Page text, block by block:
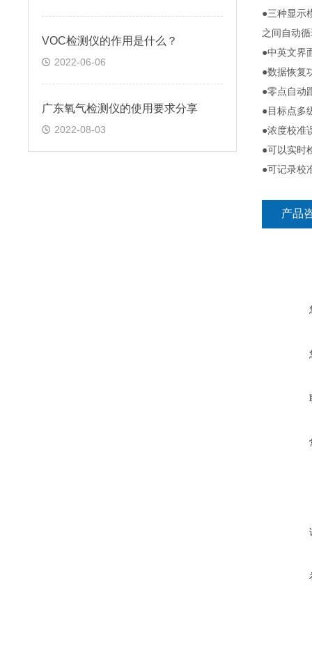
VOC检测仪的作用是什么？
2022-06-06
广东氧气检测仪的使用要求分享
2022-08-03
●三种显示
之间自动
●中英文界
●数据恢复
●零点自动
●目标点多
●浓度校准
●可以实时
●可记录校
产品